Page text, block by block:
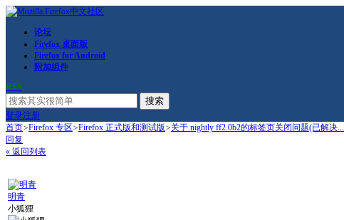
论坛
Firefox 桌面版
Firefox for Android
附加组件
RSS
搜索
登录注册
首页>Firefox 专区>Firefox 正式版和测试版>关于 nightly ff2.0b2的标签页关闭问题(已解决...
回复
« 返回列表
明青
小狐狸